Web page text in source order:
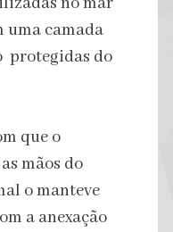
uma camada
protegidas do
que o
mãos do
o manteve
a anexação